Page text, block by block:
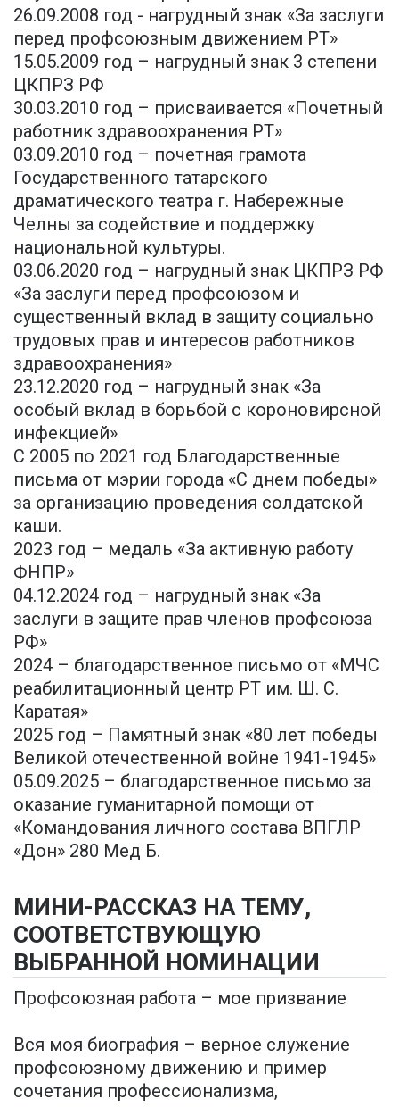
26.09.2008 год - нагрудный знак «За заслуги
перед профсоюзным движением РТ»
15.05.2009 год – нагрудный знак 3 степени
ЦКПРЗ РФ
30.03.2010 год – присваивается «Почетный
работник здравоохранения РТ»
03.09.2010 год – почетная грамота
Государственного татарского
драматического театра г. Набережные
Челны за содействие и поддержку
национальной культуры.
03.06.2020 год – нагрудный знак ЦКПРЗ РФ
«За заслуги перед профсоюзом и
существенный вклад в защиту социально
трудовых прав и интересов работников
здравоохранения»
23.12.2020 год – нагрудный знак «За
особый вклад в борьбой с короновирсной
инфекцией»
С 2005 по 2021 год Благодарственные
письма от мэрии города «С днем победы»
за организацию проведения солдатской
каши.
2023 год – медаль «За активную работу
ФНПР»
04.12.2024 год – нагрудный знак «За
заслуги в защите прав членов профсоюза
РФ»
2024 – благодарственное письмо от «МЧС
реабилитационный центр РТ им. Ш. С.
Каратая»
2025 год – Памятный знак «80 лет победы
Великой отечественной войне 1941-1945»
05.09.2025 – благодарственное письмо за
оказание гуманитарной помощи от
«Командования личного состава ВПГЛР
«Дон» 280 Мед Б.
МИНИ-РАССКАЗ НА ТЕМУ,
СООТВЕТСТВУЮЩУЮ
ВЫБРАННОЙ НОМИНАЦИИ
Профсоюзная работа – мое призвание
Вся моя биография – верное служение
профсоюзному движению и пример
сочетания профессионализма,